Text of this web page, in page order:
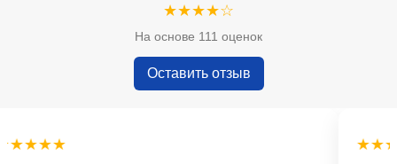
★★★★☆
На основе 111 оценок
Оставить отзыв
★★★★★